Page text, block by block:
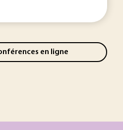
en ligne